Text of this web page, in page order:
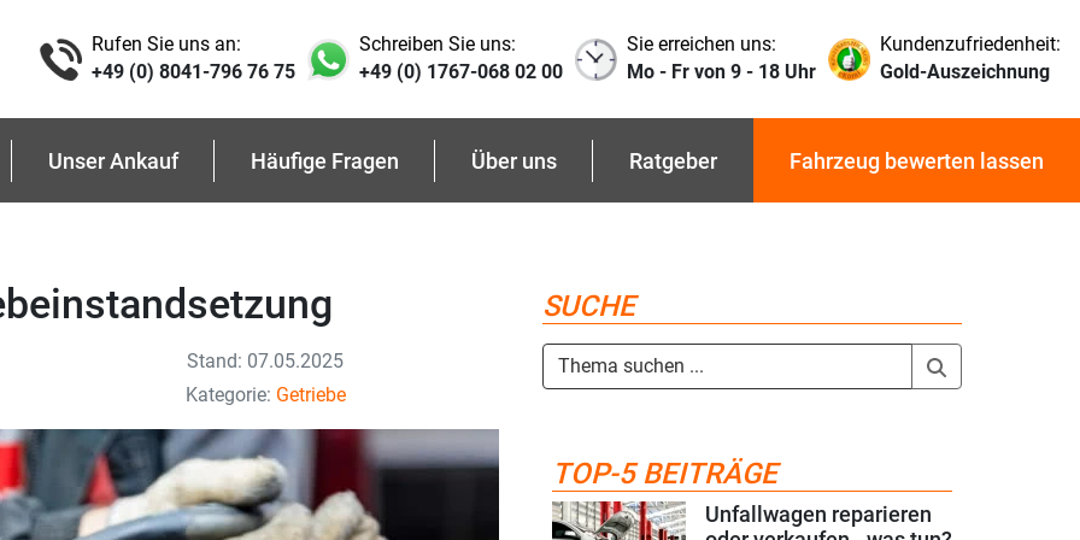
Rufen Sie uns an:
+49 (0) 8041-796 76 75
Schreiben Sie uns:
+49 (0) 1767-068 02 00
Sie erreichen uns:
Mo - Fr von 9 - 18 Uhr
Kundenzufriedenheit:
Gold-Auszeichnung
Unser Ankauf Häufige Fragen Über uns Ratgeber Fahrzeug bewerten lassen
Stand: 07.05.2025
Kategorie: Getriebe
SUCHE
TOP-5 BEITRÄGE
Unfallwagen reparieren